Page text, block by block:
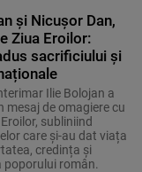
și Nicușor Dan,
Ziua Eroilor:
sacrificiului și
Ilie Bolojan a
mesaj de omagiere cu
subliniind
care și-au dat viața
credința și
poporului român.